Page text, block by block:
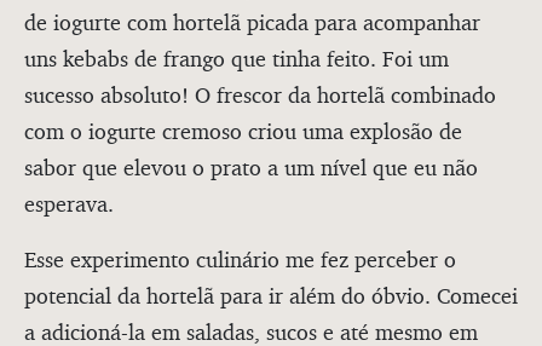
de iogurte com hortelã picada para acompanhar
uns kebabs de frango que tinha feito. Foi um
sucesso absoluto! O frescor da hortelã combinado
com o iogurte cremoso criou uma explosão de
sabor que elevou o prato a um nível que eu não
esperava.
Esse experimento culinário me fez perceber o
potencial da hortelã para ir além do óbvio. Comecei
a adicioná-la em saladas, sucos e até mesmo em